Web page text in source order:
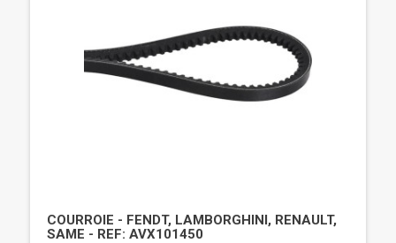
COURROIE - FENDT, LAMBORGHINI, RENAULT,
SAME - REF: AVX101450